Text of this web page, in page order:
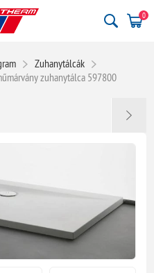
0
Zuhanytálcák
zuhanytálca 597800